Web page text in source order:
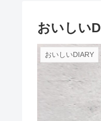
おいしい
おいしいDIARY